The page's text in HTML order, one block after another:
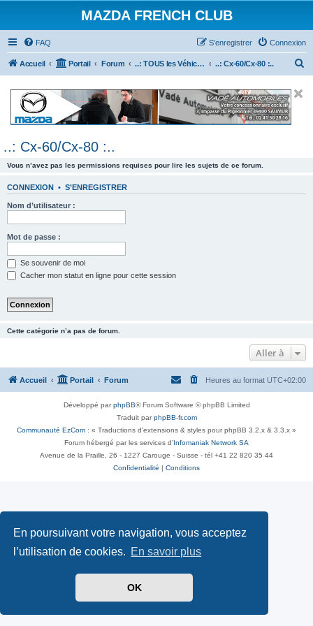
En poursuivant votre navigation, vous acceptez
l’utilisation de cookies. En savoir plus
OK
MAZDA FRENCH CLUB
FAQ Connexion
S’enregistrer
Accueil Portail Forum ..: TOUS les Véhicules MAZDA :.. ..: Cx-60/Cx-80 :..
e
..: Cx-60/Cx-80 :..
Vous n’avez pas les permissions requises pour lire les sujets de ce forum.
CONNEXION • S’ENREGISTRER
Nom d’utilisateur :
Mot de passe :
Se souvenir de moi
Cacher mon statut en ligne pour cette session
Cette catégorie n’a pas de forum.
Aller à
Accueil Portail Forum Heures au format UTC+02:00
Développé parphpBB® Forum Software © phpBB Limited
Traduit parphpBB-fr.com
Communauté EzCom : « Traductions d'extensions & styles pour phpBB 3.2.x & 3.3.x »
Forum hébergé par les services d’ Infomaniak Network SA
Avenue de la Praille, 26 - 1227 Carouge - Suisse - tél +41 22 820 35 44
Confidentialité
Conditions